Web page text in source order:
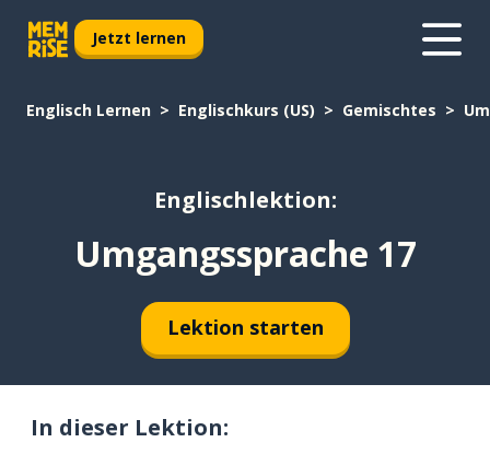
Jetzt lernen
Englisch Lernen Englischkurs (US) Gemischtes
Englischlektion:
Umgangssprache 17
Lektion starten
In dieser Lektion: